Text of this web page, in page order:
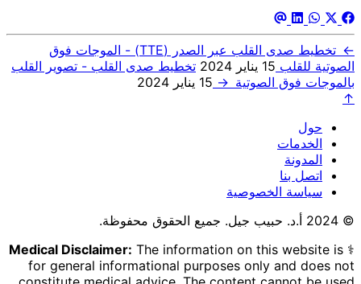
←
تخطيط صدى القلب عبر الصدر (TTE) - الموجات فوق
الصوتية للقلب 15 يناير 2024
تخطيط صدى القلب - تصوير القلب
بالموجات فوق الصوتية → 15 يناير 2024
↑
حول
الخدمات
المدونة
اتصل بنا
سياسة الخصوصية
© 2024 أ.د. حبيب جيل. جميع الحقوق محفوظة.
⚕️
Medical Disclaimer: The information on this website is
for general informational purposes only and does not